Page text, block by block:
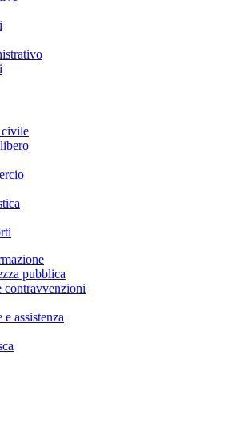
civile
pubblica
contravvenzioni
e assistenza